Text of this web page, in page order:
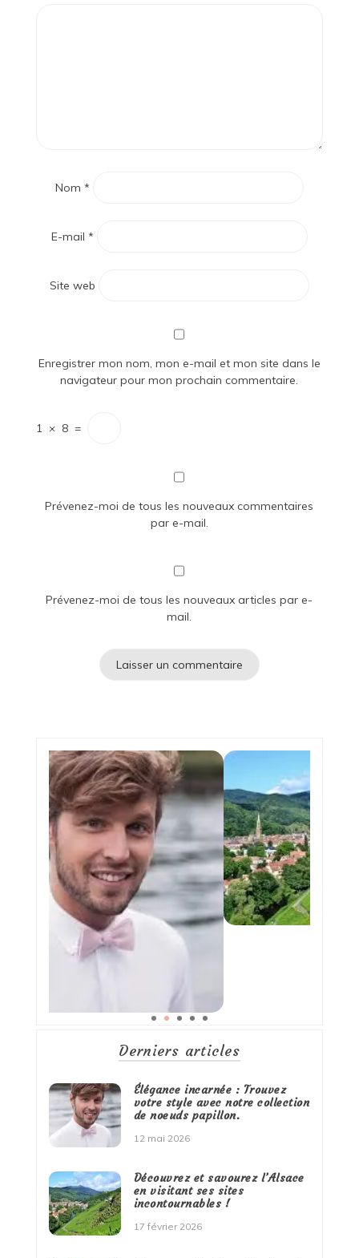
Nom *
E-mail *
Site web
Enregistrer mon nom, mon e-mail et mon site dans le
navigateur pour mon prochain commentaire.
1 × 8 =
Prévenez-moi de tous les nouveaux commentaires
par e-mail.
Prévenez-moi de tous les nouveaux articles par e-
mail.
Derniers articles
Élégance incarnée : Trouvez
votre style avec notre collection
de noeuds papillon.
12 mai 2026
Découvrez et savourez l’Alsace
en visitant ses sites
incontournables !
17 février 2026